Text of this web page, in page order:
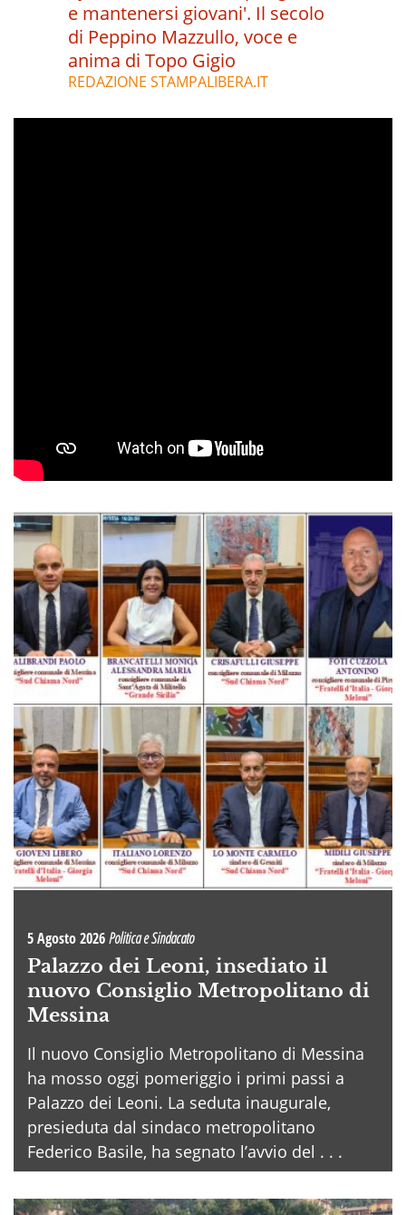
e mantenersi giovani'. Il secolo
di Peppino Mazzullo, voce e
anima di Topo Gigio
REDAZIONE STAMPALIBERA.IT
5 Agosto 2026Politica e Sindacato
Palazzo dei Leoni, insediato il
nuovo Consiglio Metropolitano di
Messina
Il nuovo Consiglio Metropolitano di Messina
ha mosso oggi pomeriggio i primi passi a
Palazzo dei Leoni. La seduta inaugurale,
presieduta dal sindaco metropolitano
Federico Basile, ha segnato l’avvio del . . .